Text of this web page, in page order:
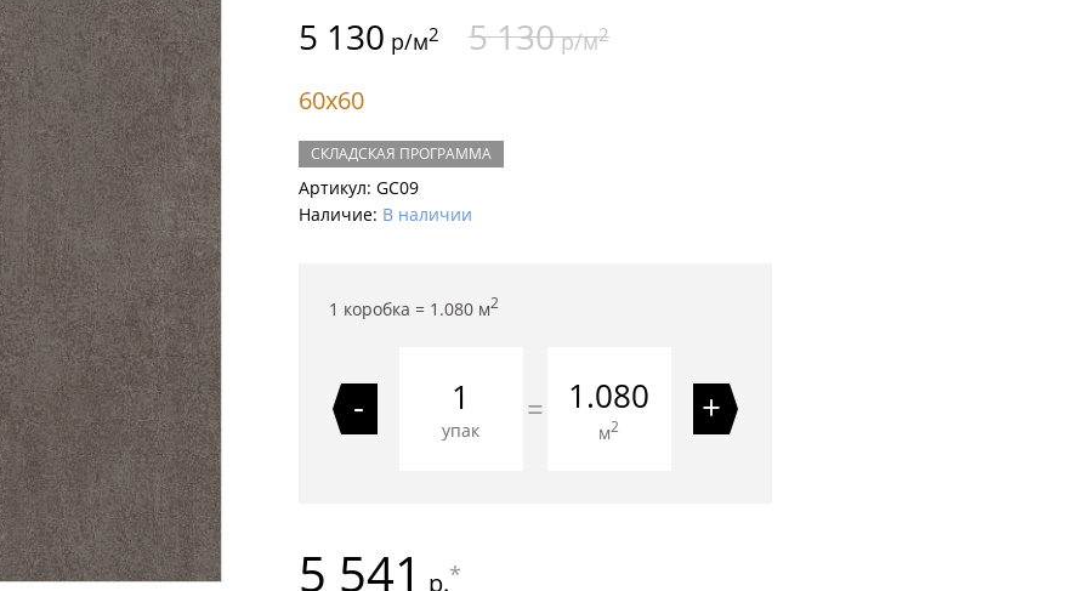
5 130 р/м2 5 130р/м2
60x60
СКЛАДСКАЯ ПРОГРАММА
Артикул: GC09
Наличие: В наличии
1 коробка = 1.080м2
-
упак
= 1.080
м2 +
5 541 р.*